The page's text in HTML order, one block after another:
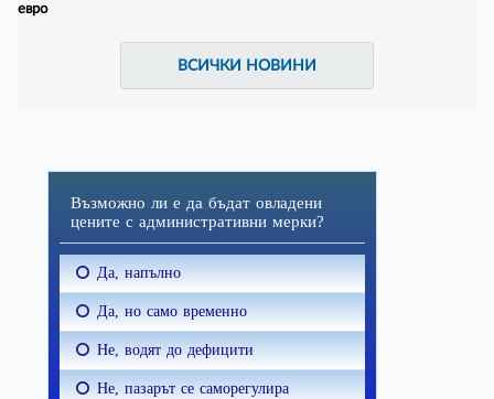
евро
ВСИЧКИ НОВИНИ